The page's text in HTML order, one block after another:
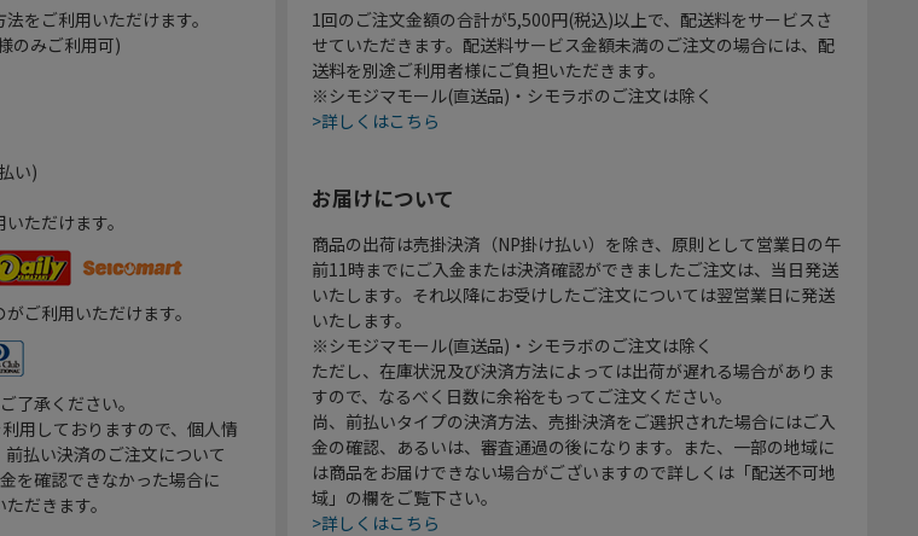
をご利用いただけます。
のみご利用可)
い)
ただけます。
ご利用いただけます。
了承ください。
用しておりますので、個人情
払い決済のご注文について
を確認できなかった場合に
だきます。
1回のご注文金額の合計が5,500円(税込)以上で、配送料をサービスさ
せていただきます。配送料サービス金額未満のご注文の場合には、配
送料を別途ご利用者様にご負担いただきます。
※シモジマモール(直送品)・シモラボのご注文は除く
>詳しくはこちら
お届けについて
商品の出荷は売掛決済（NP掛け払い）を除き、原則として営業日の午
前11時までにご入金または決済確認ができましたご注文は、当日発送
いたします。それ以降にお受けしたご注文については翌営業日に発送
いたします。
※シモジマモール(直送品)・シモラボのご注文は除く
ただし、在庫状況及び決済方法によっては出荷が遅れる場合がありま
すので、なるべく日数に余裕をもってご注文ください。
尚、前払いタイプの決済方法、売掛決済をご選択された場合にはご入
金の確認、あるいは、審査通過の後になります。また、一部の地域に
は商品をお届けできない場合がございますので詳しくは「配送不可地
域」の欄をご覧下さい。
>詳しくはこちら